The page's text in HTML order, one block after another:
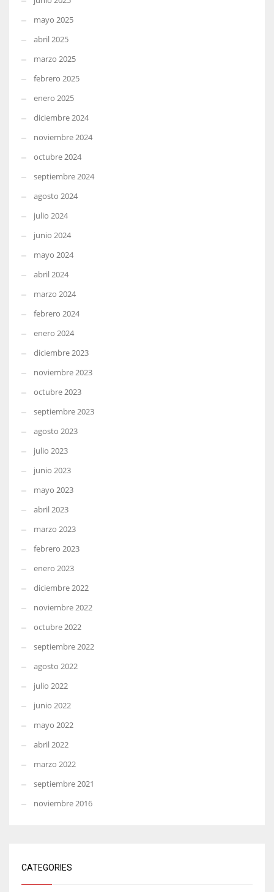
mayo 2025
abril 2025
marzo 2025
febrero 2025
enero 2025
diciembre 2024
noviembre 2024
octubre 2024
septiembre 2024
agosto 2024
julio 2024
junio 2024
mayo 2024
abril 2024
marzo 2024
febrero 2024
enero 2024
diciembre 2023
noviembre 2023
octubre 2023
septiembre 2023
agosto 2023
julio 2023
junio 2023
mayo 2023
abril 2023
marzo 2023
febrero 2023
enero 2023
diciembre 2022
noviembre 2022
octubre 2022
septiembre 2022
agosto 2022
julio 2022
junio 2022
mayo 2022
abril 2022
marzo 2022
septiembre 2021
noviembre 2016
CATEGORIES